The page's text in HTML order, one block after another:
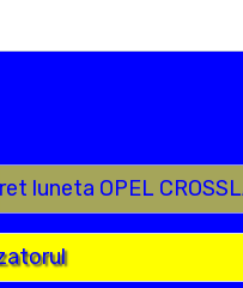
luneta OPEL